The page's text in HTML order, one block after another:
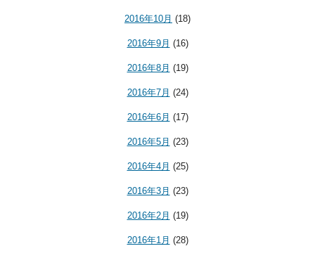
2016年10月 (18)
2016年9月 (16)
2016年8月 (19)
2016年7月 (24)
2016年6月 (17)
2016年5月 (23)
2016年4月 (25)
2016年3月 (23)
2016年2月 (19)
2016年1月 (28)